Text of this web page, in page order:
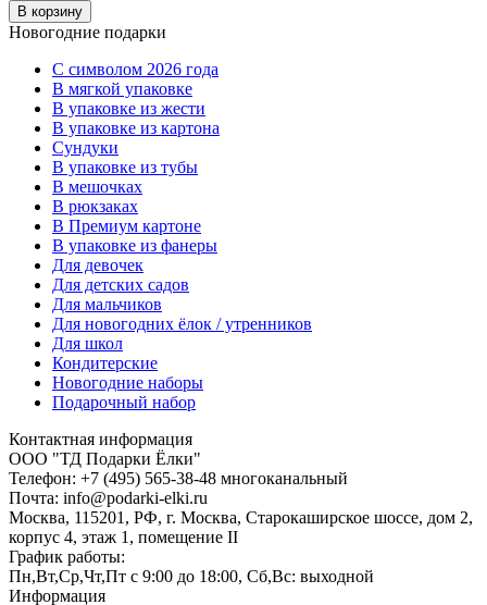
В корзину
Новогодние подарки
C символом 2026 года
В мягкой упаковке
В упаковке из жести
В упаковке из картона
Сундуки
В упаковке из тубы
В мешочках
В рюкзаках
В Премиум картоне
В упаковке из фанеры
Для девочек
Для детских садов
Для мальчиков
Для новогодних ёлок / утренников
Для школ
Кондитерские
Новогодние наборы
Подарочный набор
Контактная информация
ООО "ТД Подарки Ёлки"
Телефон: +7 (495) 565-38-48 многоканальный
Почта: info@podarki-elki.ru
Москва, 115201, РФ, г. Москва, Старокаширское шоссе, дом 2,
корпус 4, этаж 1, помещение II
График работы:
Пн,Вт,Ср,Чт,Пт с 9:00 до 18:00, Сб,Вс: выходной
Информация